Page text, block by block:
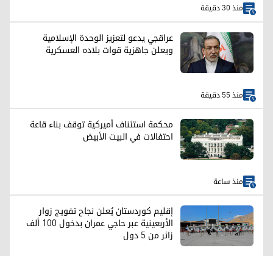
منذ 30 دقيقة
عراقجي يدعو لتعزيز الوحدة الإسلامية
ويعلن جاهزية قوات بلاده العسكرية
منذ 55 دقيقة
محكمة استئناف أميركية توقف بناء قاعة
احتفالات في البيت الأبيض
منذ ساعة
إقليم كوردستان يُعلن نجاح تفويج زوار
الأربعينية عبر حاجي عمران بدخول 100 ألف
زائر من 5 دول